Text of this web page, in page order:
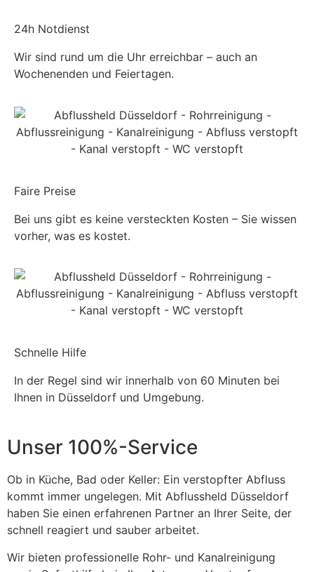
24h Notdienst
Wir sind rund um die Uhr erreichbar – auch an
Wochenenden und Feiertagen.
Faire Preise
Bei uns gibt es keine versteckten Kosten – Sie wissen
vorher, was es kostet.
Schnelle Hilfe
In der Regel sind wir innerhalb von 60 Minuten bei
Ihnen in Düsseldorf und Umgebung.
Unser 100%-Service
Ob in Küche, Bad oder Keller: Ein verstopfter Abfluss
kommt immer ungelegen. Mit Abflussheld Düsseldorf
haben Sie einen erfahrenen Partner an Ihrer Seite, der
schnell reagiert und sauber arbeitet.
Wir bieten professionelle Rohr- und Kanalreinigung